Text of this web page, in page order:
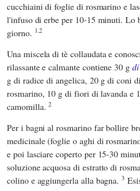
cucchiaini di foglie di rosmarino e
l'infuso di erbe per 10-15 minuti. Lo
giorno. 1.2
Una miscela di tè collaudata e
rilassante e calmante contiene 30 g
g di radice di angelica, 20 g di coni
rosmarino, 10 g di fiori di lavanda e
camomilla.2
Per i bagni al rosmarino far bollire
medicinale (foglie o aghi di
e poi lasciare coperto per 15-30
soluzione acquosa di estratto di
colino e aggiungerla alla bagna.3